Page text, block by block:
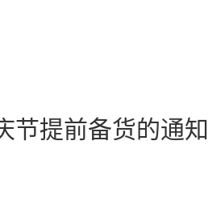
节提前备货的通知